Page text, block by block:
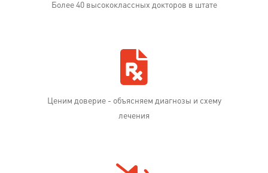
Более 40 высококлассных докторов в штате
Ценим доверие - объясняем диагнозы и схему
лечения